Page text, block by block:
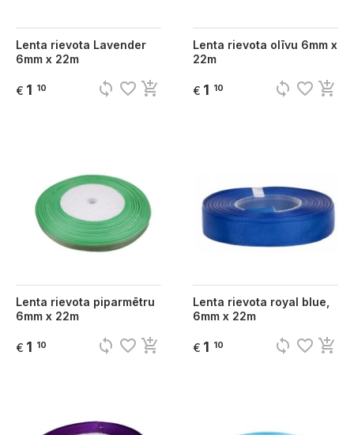
Lenta rievota Lavender
6mm x 22m
€ 1 10 sync favorite_border add_shopping_cart
Lenta rievota olīvu 6mm x
22m
€ 1 10 sync favorite_border add_shopping_cart
Lenta rievota piparmētru
6mm x 22m
€ 1 10 sync favorite_border add_shopping_cart
Lenta rievota royal blue,
6mm x 22m
€ 1 10 sync favorite_border add_shopping_cart